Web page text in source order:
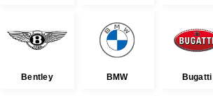
Bentley BMW Bugatti